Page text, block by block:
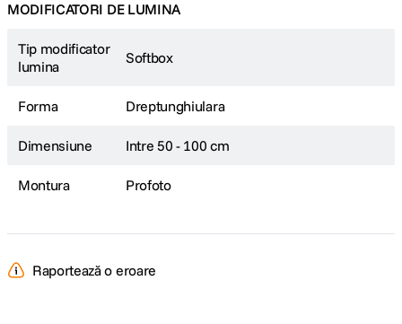
MODIFICATORI DE LUMINA
Tip modificator
lumina
Softbox
Forma Dreptunghiulara
Dimensiune Intre 50 - 100 cm
Montura Profoto
Raportează o eroare